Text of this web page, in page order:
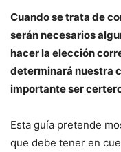
Cuando se trata de
serán necesarios
hacer la elección
determinará nuestra
importante ser
Esta guía pretende
que debe tener en